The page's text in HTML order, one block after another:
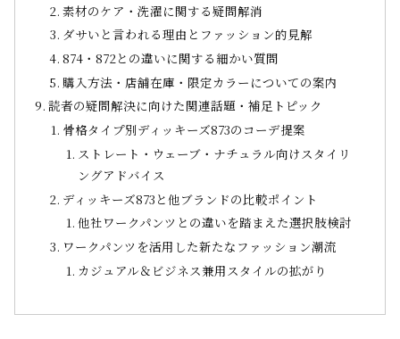
素材のケア・洗濯に関する疑問解消
ダサいと言われる理由とファッション的見解
874・872との違いに関する細かい質問
購入方法・店舗在庫・限定カラーについての案内
読者の疑問解決に向けた関連話題・補足トピック
骨格タイプ別ディッキーズ873のコーデ提案
ストレート・ウェーブ・ナチュラル向けスタイリ
ングアドバイス
ディッキーズ873と他ブランドの比較ポイント
他社ワークパンツとの違いを踏まえた選択肢検討
ワークパンツを活用した新たなファッション潮流
カジュアル＆ビジネス兼用スタイルの拡がり